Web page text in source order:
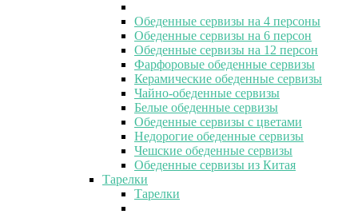
Обеденные сервизы на 4 персоны
Обеденные сервизы на 6 персон
Обеденные сервизы на 12 персон
Фарфоровые обеденные сервизы
Керамические обеденные сервизы
Чайно-обеденные сервизы
Белые обеденные сервизы
Обеденные сервизы с цветами
Недорогие обеденные сервизы
Чешские обеденные сервизы
Обеденные сервизы из Китая
Тарелки
Тарелки